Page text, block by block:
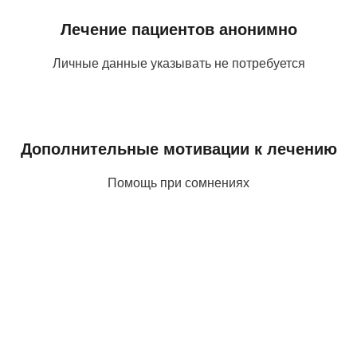
Лечение пациентов анонимно
Личные данные указывать не потребуется
Дополнительные мотивации к лечению
Помощь при сомнениях